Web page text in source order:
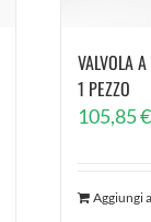
VALVOLA
1 PEZZO
105,85€
Aggiungi